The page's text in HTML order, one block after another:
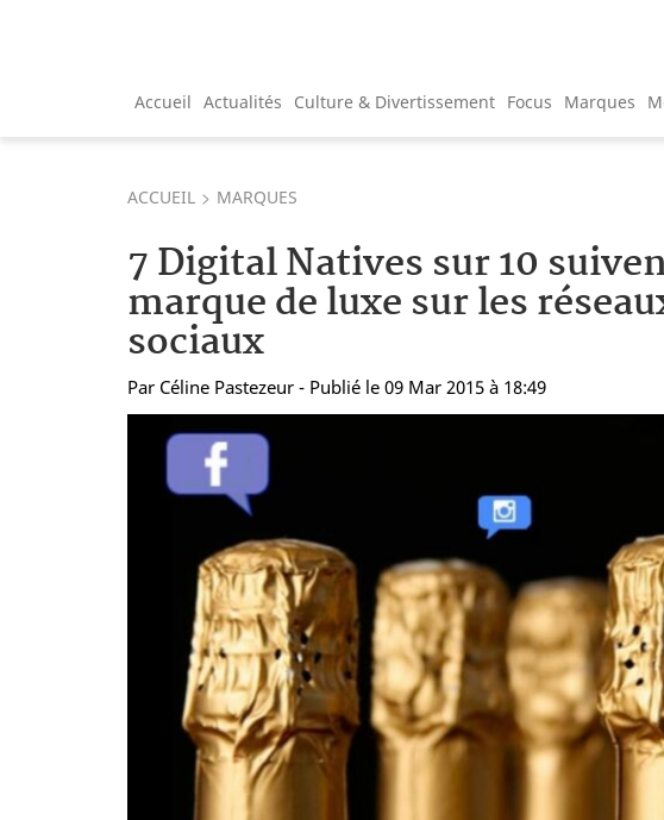
Accueil Actualités Culture & Divertissement Focus Marques
ACCUEIL MARQUES
7 Digital Natives sur 10
marque de luxe sur les
sociaux
Par Céline Pastezeur - Publié le 09 Mar 2015 à 18:49